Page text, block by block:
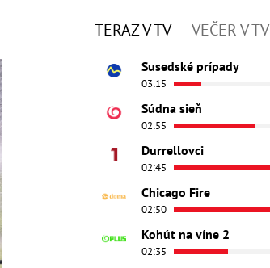
TERAZ V TV VEČER V TV
Susedské prípady
03:15
Súdna sieň
02:55
Durrellovci
02:45
Chicago Fire
02:50
Kohút na víne 2
02:35